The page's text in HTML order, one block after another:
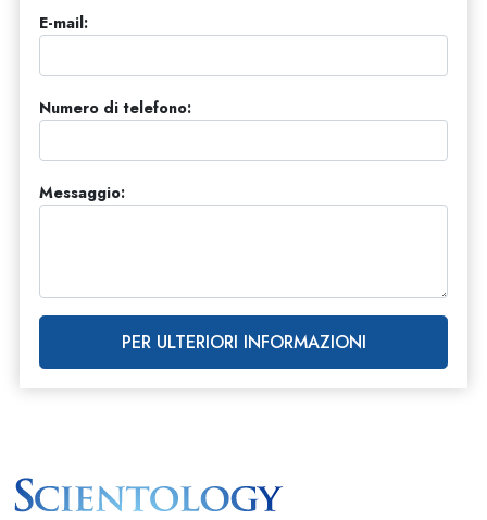
E-mail:
Numero di telefono:
Messaggio:
PER ULTERIORI INFORMAZIONI